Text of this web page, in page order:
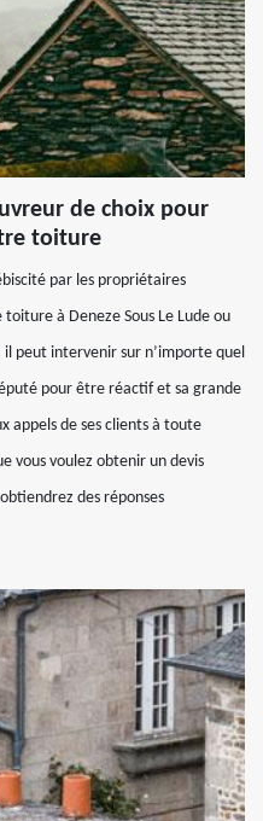
de choix pour
toiture
par les propriétaires
à Deneze Sous Le Lude ou
il peut intervenir sur n’importe quel
pour être réactif et sa grande
appels de ses clients à toute
vous voulez obtenir un devis
des réponses